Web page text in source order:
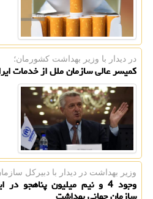
در دیدار با وزیر بهداشت كشورمان؛
کمیسر عالی سازمان ملل از خدمات
وزیر بهداشت در دیدار با دبیركل
وجود 4 و نیم میلیون